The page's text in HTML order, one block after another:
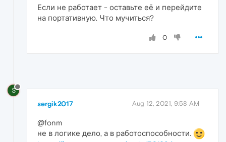
Если не работает - оставьте её и перейдите
на портативную. Что мучиться?
0
S
sergik2017 Aug 12, 2021, 9:58 AM
@fonm
не в логике дело, а в работоспособности.